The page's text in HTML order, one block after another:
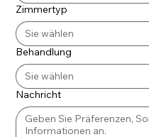
Zimmertyp
Behandlung
Nachricht